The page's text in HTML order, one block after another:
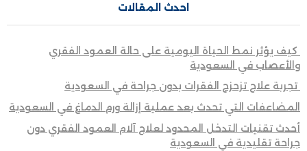
احدث المقالات
كيف يؤثر نمط الحياة اليومية على حالة العمود الفقري
والأعصاب في السعودية
تجربة علاج تزحزح الفقرات بدون جراحة في السعودية
المضاعفات التي تحدث بعد عملية إزالة ورم الدماغ في السعودية
أحدث تقنيات التدخل المحدود لعلاج آلام العمود الفقري دون
جراحة تقليدية في السعودية